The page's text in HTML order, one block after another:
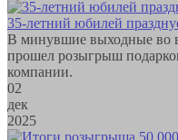
35-летний юбилей
В минувшие выходные во
прошел розыгрыш
компании.
02
дек
2025